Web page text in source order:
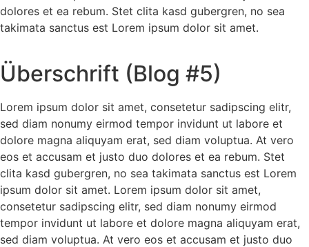
dolores et ea rebum. Stet clita kasd gubergren, no sea
takimata sanctus est Lorem ipsum dolor sit amet.
Überschrift (Blog #5)
Lorem ipsum dolor sit amet, consetetur sadipscing elitr,
sed diam nonumy eirmod tempor invidunt ut labore et
dolore magna aliquyam erat, sed diam voluptua. At vero
eos et accusam et justo duo dolores et ea rebum. Stet
clita kasd gubergren, no sea takimata sanctus est Lorem
ipsum dolor sit amet. Lorem ipsum dolor sit amet,
consetetur sadipscing elitr, sed diam nonumy eirmod
tempor invidunt ut labore et dolore magna aliquyam erat,
sed diam voluptua. At vero eos et accusam et justo duo